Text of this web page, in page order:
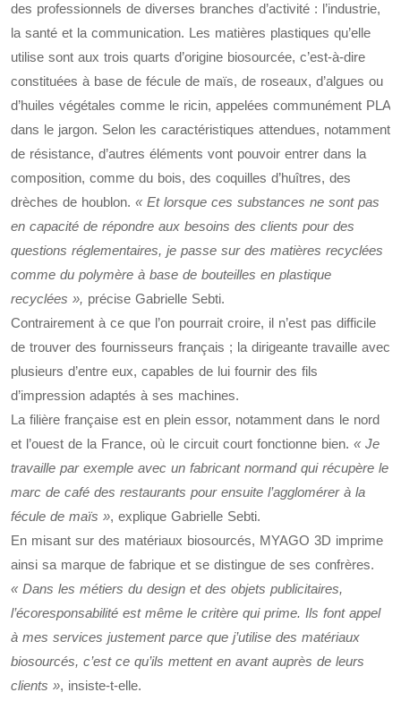
des professionnels de diverses branches d’activité : l’industrie,
la santé et la communication. Les matières plastiques qu’elle
utilise sont aux trois quarts d’origine biosourcée, c’est-à-dire
constituées à base de fécule de maïs, de roseaux, d’algues ou
d’huiles végétales comme le ricin, appelées communément PLA
dans le jargon. Selon les caractéristiques attendues, notamment
de résistance, d’autres éléments vont pouvoir entrer dans la
composition, comme du bois, des coquilles d’huîtres, des
drèches de houblon. « Et lorsque ces substances ne sont pas
en capacité de répondre aux besoins des clients pour des
questions réglementaires, je passe sur des matières recyclées
comme du polymère à base de bouteilles en plastique
recyclées », précise Gabrielle Sebti.
Contrairement à ce que l’on pourrait croire, il n’est pas difficile
de trouver des fournisseurs français ; la dirigeante travaille avec
plusieurs d’entre eux, capables de lui fournir des fils
d’impression adaptés à ses machines.
La filière française est en plein essor, notamment dans le nord
et l’ouest de la France, où le circuit court fonctionne bien. « Je
travaille par exemple avec un fabricant normand qui récupère le
marc de café des restaurants pour ensuite l’agglomérer à la
fécule de maïs », explique Gabrielle Sebti.
En misant sur des matériaux biosourcés, MYAGO 3D imprime
ainsi sa marque de fabrique et se distingue de ses confrères.
« Dans les métiers du design et des objets publicitaires,
l’écoresponsabilité est même le critère qui prime. Ils font appel
à mes services justement parce que j’utilise des matériaux
biosourcés, c’est ce qu’ils mettent en avant auprès de leurs
clients », insiste-t-elle.